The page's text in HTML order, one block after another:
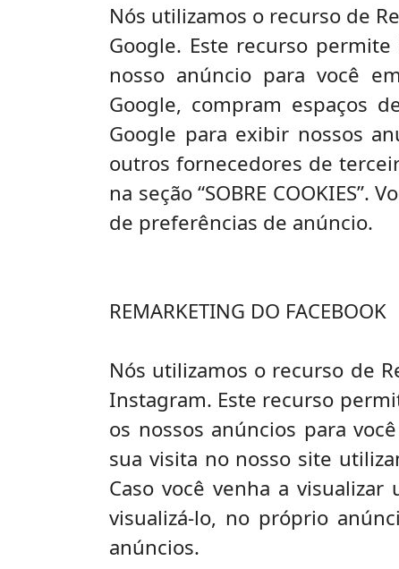
Nós utilizamos o recurso de
Google. Este recurso
nosso anúncio para você
Google, compram espaços
Google para exibir nossos
outros fornecedores de
na seção “SOBRE
de preferências de anúncio.
REMARKETING DO FACEBOOK
Nós utilizamos o recurso de
Instagram. Este recurso
os nossos anúncios para
sua visita no nosso site
Caso você venha a
visualizá-lo, no próprio
anúncios.